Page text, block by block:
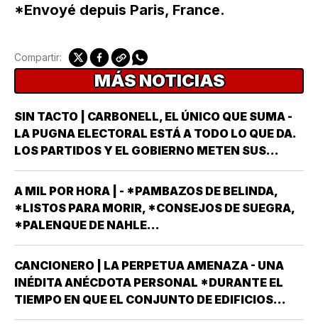
*Envoyé depuis Paris, France.
Compartir:
MÁS NOTICIAS
SIN TACTO | CARBONELL, EL ÚNICO QUE SUMA -
LA PUGNA ELECTORAL ESTÁ A TODO LO QUE DA.
LOS PARTIDOS Y EL GOBIERNO METEN SUS
ARMAS MÁS AFILADAS CON LA VISTA PUESTA EN
LA JORNADA DEL DOMINGO 6 DE JUNIO DEL AÑO
ENTRANTE *EL PROCESO ELECTORAL PARA
ELEGIR…
A MIL POR HORA | - *PAMBAZOS DE BELINDA,
*LISTOS PARA MORIR, *CONSEJOS DE SUEGRA,
*PALENQUE DE NAHLE...
CANCIONERO | LA PERPETUA AMENAZA - UNA
INÉDITA ANÉCDOTA PERSONAL *DURANTE EL
TIEMPO EN QUE EL CONJUNTO DE EDIFICIOS
LLAMADO LOS PINOS FUE RESIDENCIA OFICIAL